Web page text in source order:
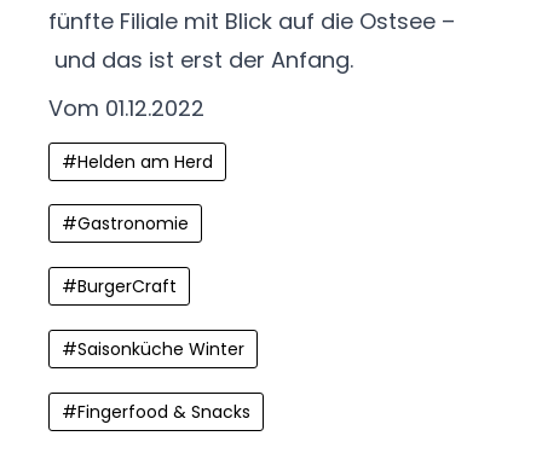
fünfte Filiale mit Blick auf die Ostsee ­­ –
und das ist erst der Anfang.
Vom 01.12.2022
#Helden am Herd
#Gastronomie
#BurgerCraft
#Saisonküche Winter
#Fingerfood & Snacks